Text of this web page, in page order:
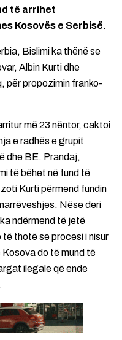
të arrihet
Kosovës e Serbisë.
Bislimi ka thënë se
Albin Kurti dhe
për propozimin franko-
më 23 nëntor, caktoi
e radhës e grupit
dhe BE. Prandaj,
të bëhet në fund të
Kurti përmend fundin
Nëse deri
ndërmend të jetë
thotë se procesi i nisur
do të mund të
ilegale që ende